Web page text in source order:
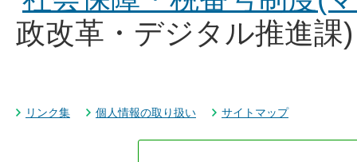
政改革・デジタル推進課)
リンク集 個人情報の取り扱い サイトマップ